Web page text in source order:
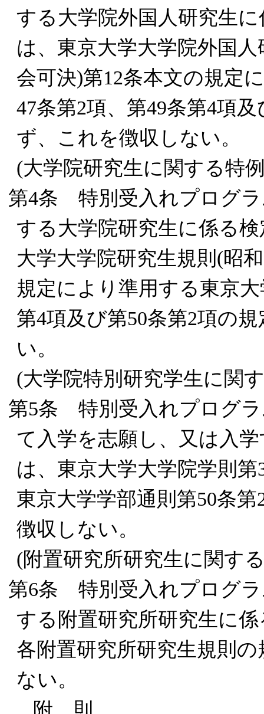
する大学院外国人研究生
は、東京大学大学院外国
会可決)第12条本文の規定
47条第2項、第49条第4項
ず、これを徴収しない。
(大学院研究生に関する特
第4条 特別受入れプログ
する大学院研究生に係る
大学大学院研究生規則(昭
規定により準用する東京
第4項及び第50条第2項の
い。
(大学院特別研究学生に関
第5条 特別受入れプログ
て入学を志願し、又は入
は、東京大学大学院学則
東京大学学部通則第50条
徴収しない。
(附置研究所研究生に関す
第6条 特別受入れプログ
する附置研究所研究生に
各附置研究所研究生規則
ない。
附 則